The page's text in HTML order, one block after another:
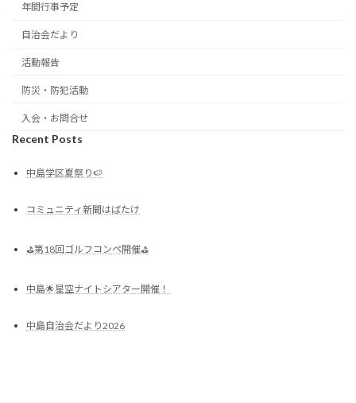
年間行事予定
自治会だより
活動報告
防災・防犯活動
入会・お問合せ
Recent Posts
中島学区夏祭り🍉
コミュニティ新聞はばたけ
⛳第18回ゴルフコンペ開催⛳
中島🌟星空ナイトシアター開催！
中島自治会だより2026